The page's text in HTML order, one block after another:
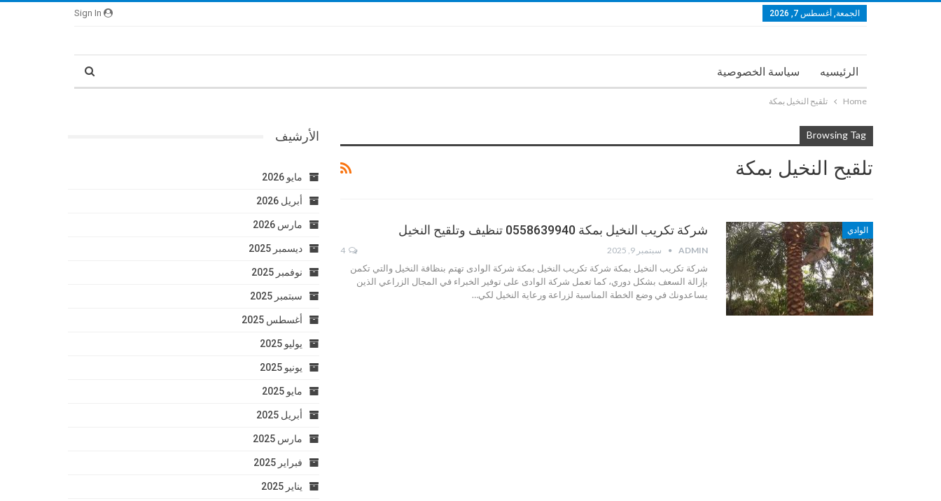
الجمعة, أغسطس 7, 2026
الرئيسيه سياسة الخصوصية
Home تلقيح النخيل بمكة
Browsing Tag
تلقيح النخيل بمكة
الوادي شركة تكريب النخيل بمكة 0558639940 تنظيف وتلقيح النخيل
ADMIN سبتمبر 9, 2025
شركة تكريب النخيل بمكة شركة تكريب النخيل بمكة شركة الوادى تهتم بنظافة النخيل والتي تكمن
بإزالة السعف بشكل دوري، كما تعمل شركة الوادى على توفير الخبراء في المجال الزراعي الذين
يساعدونك في وضع الخطة المناسبة لزراعة ورعاية النخيل لكي…
الأرشيف
مايو 2026
أبريل 2026
مارس 2026
ديسمبر 2025
نوفمبر 2025
سبتمبر 2025
أغسطس 2025
يوليو 2025
يونيو 2025
مايو 2025
أبريل 2025
مارس 2025
فبراير 2025
يناير 2025